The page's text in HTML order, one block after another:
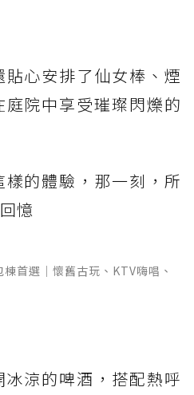
心安排了仙女棒、煙
院中享受璀璨閃爍的
的體驗，那一刻，所
憶
棟首選｜懷舊古玩、KTV嗨唱、
涼的啤酒，搭配熱呼